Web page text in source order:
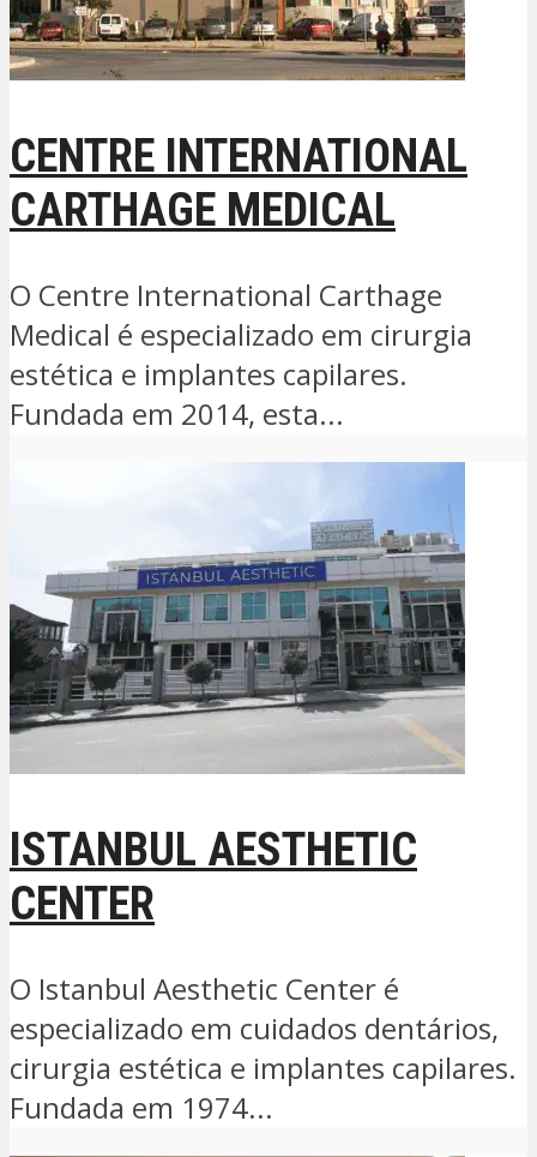
CENTRE INTERNATIONAL
CARTHAGE MEDICAL
O Centre International Carthage
Medical é especializado em cirurgia
estética e implantes capilares.
Fundada em 2014, esta...
ISTANBUL AESTHETIC
CENTER
O Istanbul Aesthetic Center é
especializado em cuidados dentários,
cirurgia estética e implantes capilares.
Fundada em 1974...